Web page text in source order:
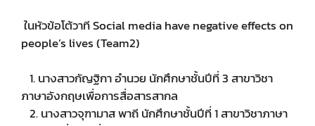
ในหัวข้อโต้วาที Social media have negative effects on
people’s lives (Team2)
1. นางสาวกัญฐิกา อำนวย นักศึกษาชั้นปีที่ 3 สาขาวิชา
ภาษาอังกฤษเพื่อการสื่อสารสากล
2. นางสาวจุฑามาส พาถี นักศึกษาชั้นปีที่ 1 สาขาวิชาภาษา